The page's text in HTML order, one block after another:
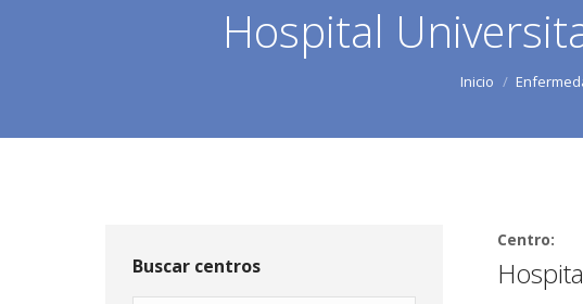
Hospital
Inicio
Centro:
Buscar centros